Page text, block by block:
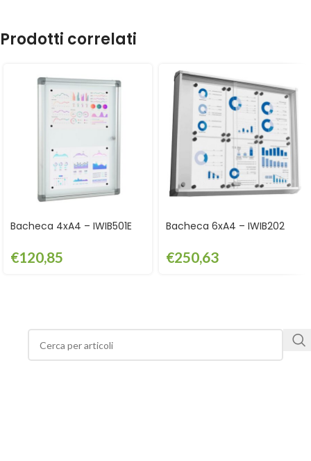
Prodotti correlati
Bacheca 4xA4 – IWIB501E
€120,85
Bacheca 6xA4 – IWIB202
€250,63